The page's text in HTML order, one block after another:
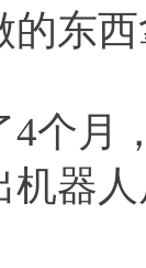
的东
月，
机器